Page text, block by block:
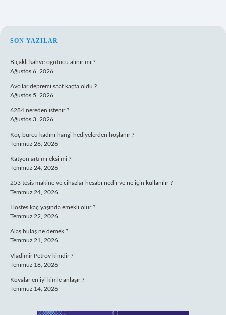
SIDEBAR
SON YAZILAR
Bıçaklı kahve öğütücü alınır mı ?
Ağustos 6, 2026
Avcılar depremi saat kaçta oldu ?
Ağustos 5, 2026
6284 nereden istenir ?
Ağustos 3, 2026
Koç burcu kadını hangi hediyelerden hoşlanır ?
Temmuz 26, 2026
Katyon artı mı eksi mi ?
Temmuz 24, 2026
253 tesis makine ve cihazlar hesabı nedir ve ne için kullanılır ?
Temmuz 24, 2026
Hostes kaç yaşında emekli olur ?
Temmuz 22, 2026
Alaş bulaş ne demek ?
Temmuz 21, 2026
Vladimir Petrov kimdir ?
Temmuz 18, 2026
Kovalar en iyi kimle anlaşır ?
Temmuz 14, 2026